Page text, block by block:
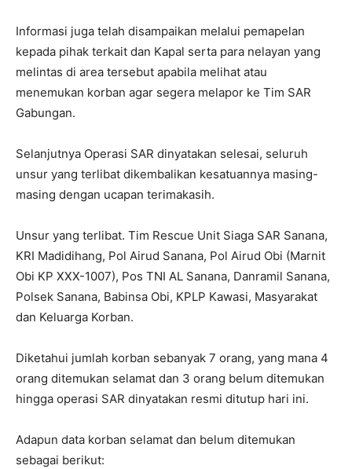
Informasi juga telah disampaikan melalui pemapelan
kepada pihak terkait dan Kapal serta para nelayan yang
melintas di area tersebut apabila melihat atau
menemukan korban agar segera melapor ke Tim SAR
Gabungan.
Selanjutnya Operasi SAR dinyatakan selesai, seluruh
unsur yang terlibat dikembalikan kesatuannya masing-
masing dengan ucapan terimakasih.
Unsur yang terlibat. Tim Rescue Unit Siaga SAR Sanana,
KRI Madidihang, Pol Airud Sanana, Pol Airud Obi (Marnit
Obi KP XXX-1007), Pos TNI AL Sanana, Danramil Sanana,
Polsek Sanana, Babinsa Obi, KPLP Kawasi, Masyarakat
dan Keluarga Korban.
Diketahui jumlah korban sebanyak 7 orang, yang mana 4
orang ditemukan selamat dan 3 orang belum ditemukan
hingga operasi SAR dinyatakan resmi ditutup hari ini.
Adapun data korban selamat dan belum ditemukan
sebagai berikut: